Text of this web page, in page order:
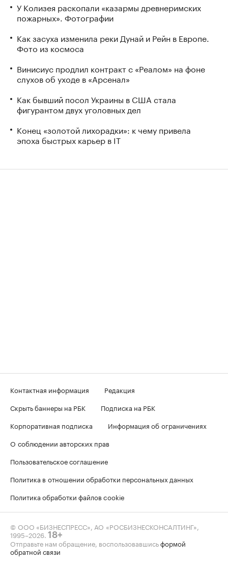
У Колизея раскопали «казармы древнеримских
пожарных». Фотографии
Как засуха изменила реки Дунай и Рейн в Европе.
Фото из космоса
Винисиус продлил контракт с «Реалом» на фоне
слухов об уходе в «Арсенал»
Как бывший посол Украины в США стала
фигурантом двух уголовных дел
Конец «золотой лихорадки»: к чему привела
эпоха быстрых карьер в IT
Контактная информация
Редакция
Скрыть баннеры на РБК
Подписка на РБК
Корпоративная подписка
Информация об ограничениях
О соблюдении авторских прав
Пользовательское соглашение
Политика в отношении обработки персональных данных
Политика обработки файлов cookie
© ООО «БИЗНЕСПРЕСС», АО «РОСБИЗНЕСКОНСАЛТИНГ»,
1995–2026. 18+
Отправьте нам обращение, воспользовавшисьформой
обратной связи